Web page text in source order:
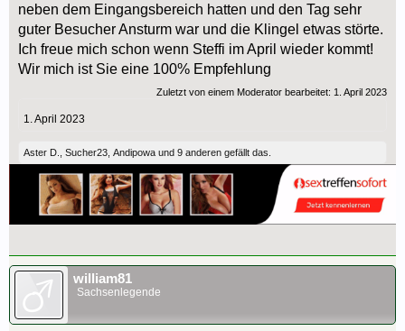
neben dem Eingangsbereich hatten und den Tag sehr
guter Besucher Ansturm war und die Klingel etwas störte.
Ich freue mich schon wenn Steffi im April wieder kommt!
Wir mich ist Sie eine 100% Empfehlung
Zuletzt von einem Moderator bearbeitet: 1. April 2023
1. April 2023
Aster D. Sucher23 Andipowa und 9 anderen gefällt das.
william81
Sachsenlegende